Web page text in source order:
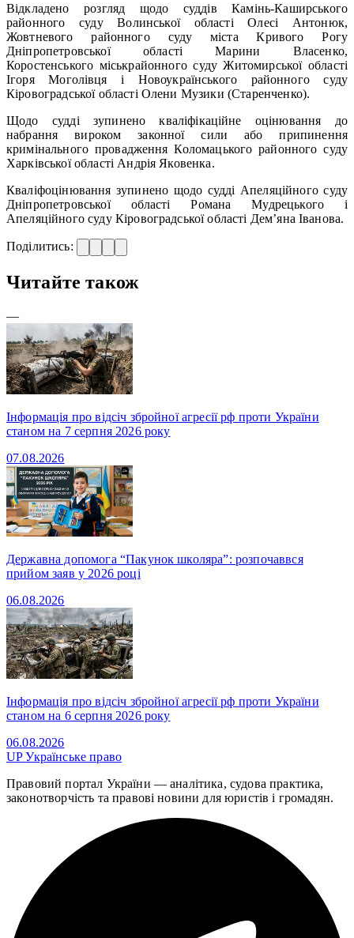
Відкладено розгляд щодо суддів Камінь-Каширського
районного суду Волинської області Олесі Антонюк,
Жовтневого районного суду міста Кривого Рогу
Дніпропетровської області Марини Власенко,
Коростенського міськрайонного суду Житомирської області
Ігоря Моголівця і Новоукраїнського районного суду
Кіровоградської області Олени Музики (Старенченко).
Щодо судді зупинено кваліфікаційне оцінювання до
набрання вироком законної сили або припинення
кримінального провадження Коломацького районного суду
Харківської області Андрія Яковенка.
Кваліфоцінювання зупинено щодо судді Апеляційного суду
Дніпропетровської області Романа Мудрецького і
Апеляційного суду Кіровоградської області Дем’яна Іванова.
Поділитись:
Читайте також
—
Інформація про відсіч збройної агресії рф проти України
станом на 7 серпня 2026 року
07.08.2026
Державна допомога “Пакунок школяра”: розпочаввся
прийом заяв у 2026 році
06.08.2026
Інформація про відсіч збройної агресії рф проти України
станом на 6 серпня 2026 року
06.08.2026
UPУкраїнське право
Правовий портал України — аналітика, судова практика,
законотворчість та правові новини для юристів і громадян.